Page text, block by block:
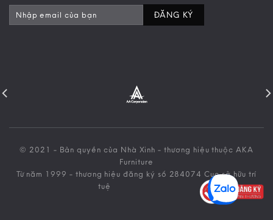
© 2021 - Bản quyền của Nhà Xinh - thương hiệu thuộc AKA
Furniture
Từ năm 1999 - thương hiệu đăng ký số 284074 Cục sở hữu trí
tuệ